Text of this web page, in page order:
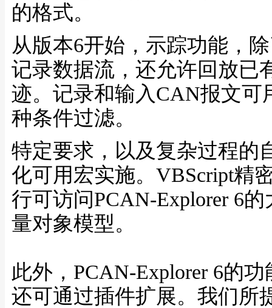
的格式。
从版本6开始，示踪功能，
记录数据流，还允许回放已
迹。记录和输入CAN报文可
种条件过滤。
特定要求，以及复杂过程的
化可用宏实施。VBScript精
行可访问PCAN-Explorer 6的
量对象模型。
此外，PCAN-Explorer 6的功
还可通过插件扩展。我们所